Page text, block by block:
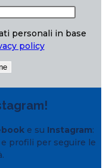
personali in base
policy
e su Instagram:
profili per seguire le